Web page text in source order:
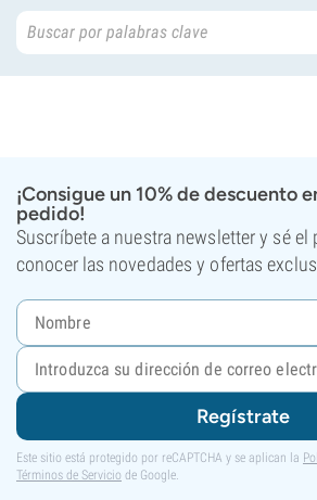
¡Consigue un 10% de descuento
pedido!
Suscríbete a nuestra newsletter y sé el
conocer las novedades y ofertas
Regístrate
Este sitio está protegido por reCAPTCHA y se aplican la
Términos de Servicio de Google.